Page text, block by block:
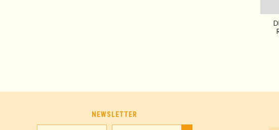
NEWSLETTER